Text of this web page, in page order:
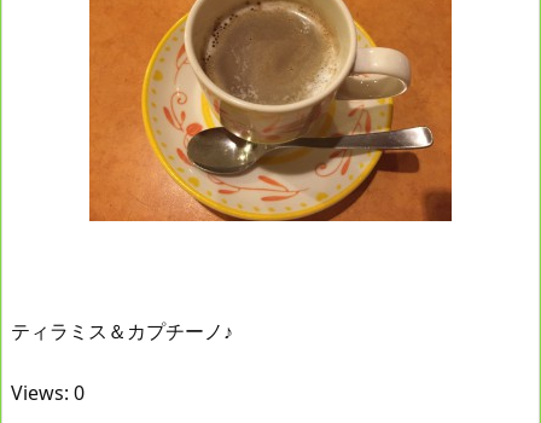
ティラミス＆カプチーノ♪
Views: 0